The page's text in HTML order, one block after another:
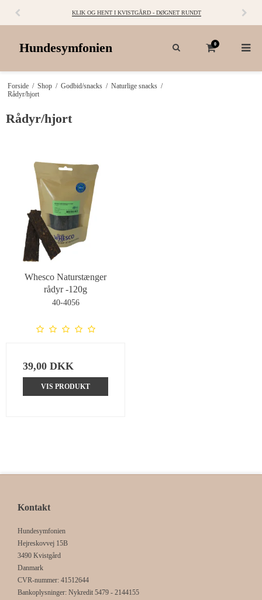
KLIK OG HENT I KVISTGÅRD - DØGNET RUNDT
Hundesymfonien 0
Forside / Shop / Godbid/snacks / Naturlige snacks /
Rådyr/hjort
Rådyr/hjort
Whesco Naturstænger
rådyr -120g
40-4056
39,00 DKK
VIS PRODUKT
Kontakt
Hundesymfonien
Hejreskovvej 15B
3490 Kvistgård
Danmark
CVR-nummer: 41512644
Bankoplysninger: Nykredit 5479 - 2144155